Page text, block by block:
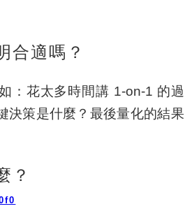
合適嗎？
：花太多時間講 1-on-1 的過
決策是什麼？最後量化的結果
？